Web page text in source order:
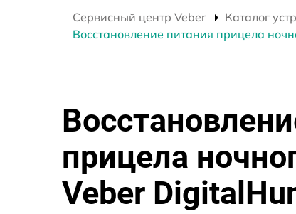
Сервисный центр Veber Каталог
Восстановление питания прицела
прицела
Veber